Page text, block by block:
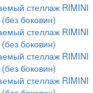
стеллаж RIMINI
боковин)
стеллаж RIMINI
боковин)
стеллаж RIMINI
боковин)
стеллаж RIMINI